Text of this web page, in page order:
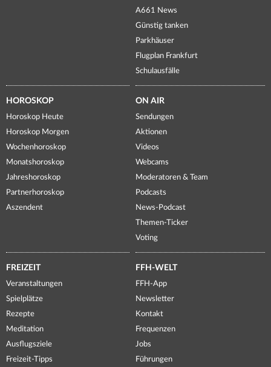
A661 News
Günstig tanken
Parkhäuser
Flugplan Frankfurt
Schulausfälle
HOROSKOP
Horoskop Heute
Horoskop Morgen
Wochenhoroskop
Monatshoroskop
Jahreshoroskop
Partnerhoroskop
Aszendent
ON AIR
Sendungen
Aktionen
Videos
Webcams
Moderatoren & Team
Podcasts
News-Podcast
Themen-Ticker
Voting
FREIZEIT
Veranstaltungen
Spielplätze
Rezepte
Meditation
Ausflugsziele
Freizeit-Tipps
FFH-WELT
FFH-App
Newsletter
Kontakt
Frequenzen
Jobs
Führungen